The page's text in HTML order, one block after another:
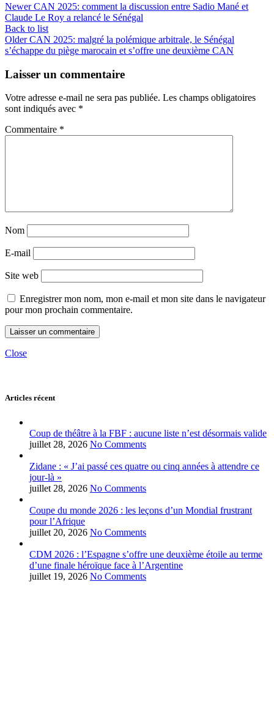
Newer CAN 2025: comment la discussion entre Sadio Mané et
Claude Le Roy a relancé le Sénégal
Back to list
Older CAN 2025: malgré la polémique arbitrale, le Sénégal
s’échappe du piège marocain et s’offre une deuxième CAN
Laisser un commentaire
Votre adresse e-mail ne sera pas publiée. Les champs obligatoires
sont indiqués avec *
Commentaire *
Nom
E-mail
Site web
Enregistrer mon nom, mon e-mail et mon site dans le navigateur
pour mon prochain commentaire.
Close
Articles récent
Coup de théâtre à la FBF : aucune liste n’est désormais valide
juillet 28, 2026 No Comments
Zidane : « J’ai passé ces quatre ou cinq années à attendre ce
jour-là »
juillet 28, 2026 No Comments
Coupe du monde 2026 : les leçons d’un Mondial frustrant
pour l’Afrique
juillet 20, 2026 No Comments
CDM 2026 : l’Espagne s’offre une deuxième étoile au terme
d’une finale héroïque face à l’Argentine
juillet 19, 2026 No Comments